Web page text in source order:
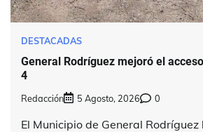
DESTACADAS
General Rodríguez mejoró el
4
Redacción 5 Agosto, 2026 0
El Municipio de General